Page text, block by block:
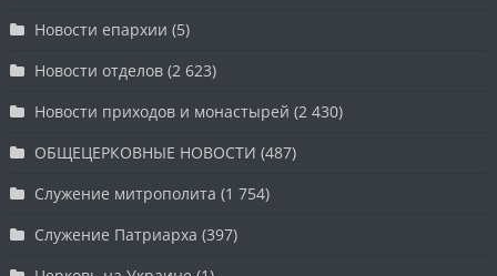
Новости епархии (5)
Новости отделов (2 623)
Новости приходов и монастырей (2 430)
ОБЩЕЦЕРКОВНЫЕ НОВОСТИ (487)
Служение митрополита (1 754)
Служение Патриарха (397)